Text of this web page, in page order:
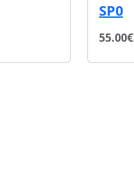
SP0
55.00€